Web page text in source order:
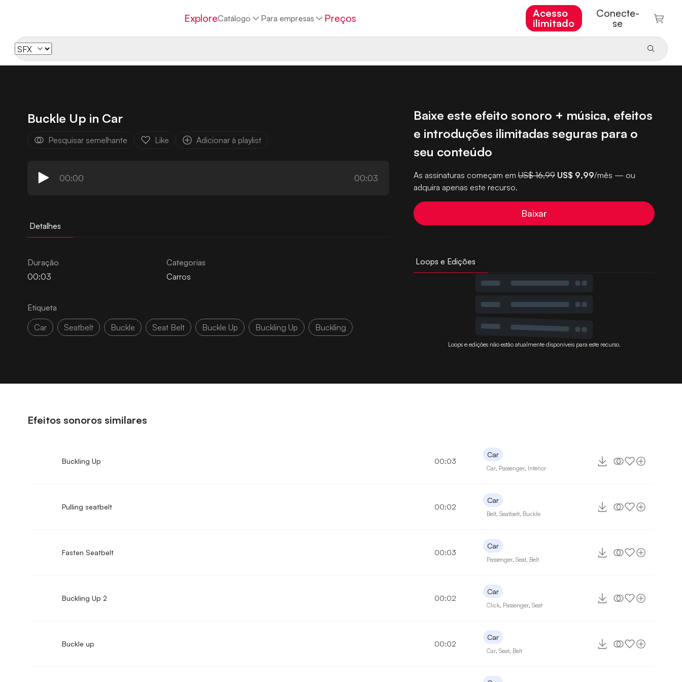
ExploreCatálogo Para empresas Preços
Acesso
ilimitado
Conecte-
se
Buckle Up in Car
Pesquisar semelhante Like Adicionar à playlist
00:00 00:03
Detalhes
Duração
00:03
Categorias
Carros
Etiqueta
Car
Seatbelt Buckle Seat Belt Buckle Up Buckling Up Buckling
Baixe este efeito sonoro + música, efeitos
e introduções ilimitadas seguras para o
seu conteúdo
As assinaturas começam emUS$ 16,99 US$ 9,99/mês — ou
adquira apenas este recurso.
Baixar
Loops e Edições
Loops e edições não estão atualmente disponíveis para este recurso.
Efeitos sonoros similares
Buckling Up 00:03
Car
Car Passenger Interior
Pulling seatbelt 00:02
Car
Belt ,Seatbelt Buckle
Fasten Seatbelt 00:03
Car
Passenger ,Seat Belt
Buckling Up 2 00:02
Car
Click Passenger ,Seat
Buckle up 00:02
Car
Car ,Seat Belt